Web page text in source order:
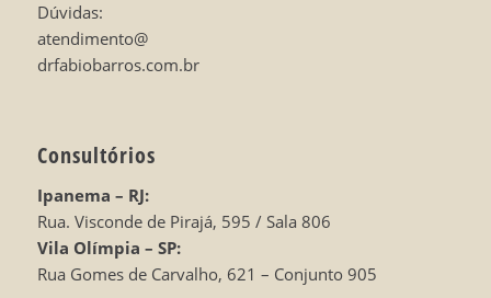
Dúvidas:
atendimento@
drfabiobarros.com.br
Consultórios
Ipanema – RJ:
Rua. Visconde de Pirajá, 595 / Sala 806
Vila Olímpia – SP:
Rua Gomes de Carvalho, 621 – Conjunto 905